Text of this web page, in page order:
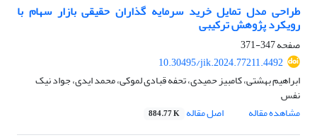
طراحی مدل تمایل خرید سرمایه گذاران حقیقی بازار سهام با
رویکرد پژوهش ترکیبی
صفحه347-371
10.30495/jik.2024.77211.4492
ابراهیم بهشتی، کامبیز حمیدی، تحفه قبادی لموکی، محمد ایدی، جواد نیک
نفس
مشاهده مقاله
اصل مقاله 884.77 K